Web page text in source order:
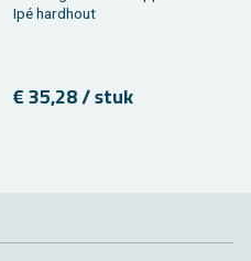
Ipé hard­hout
€ 35,28 / stuk